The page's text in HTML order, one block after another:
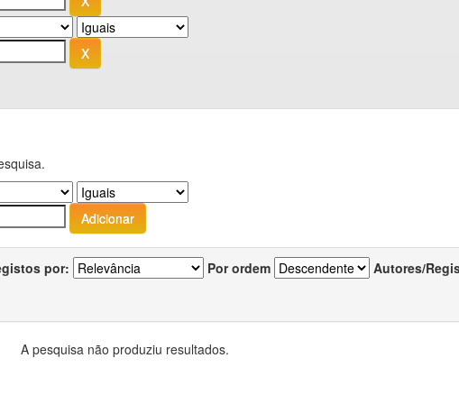
por: Por ordem Autores/
A pesquisa não produziu resultados.